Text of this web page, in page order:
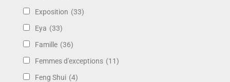
Exposition (33)
Eya (33)
Famille (36)
Femmes d'exceptions (11)
Feng Shui (4)